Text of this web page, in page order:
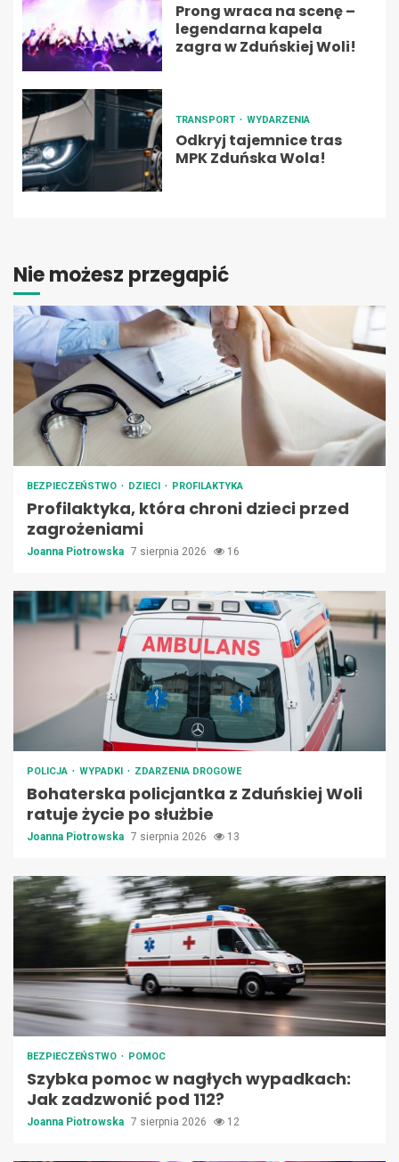
Prong wraca na scenę –
legendarna kapela
zagra w Zduńskiej Woli!
TRANSPORT WYDARZENIA
Odkryj tajemnice tras
MPK Zduńska Wola!
Nie możesz przegapić
BEZPIECZEŃSTWO DZIECI PROFILAKTYKA
Profilaktyka, która chroni dzieci przed
zagrożeniami
Joanna Piotrowska 7 sierpnia 2026 16
POLICJA WYPADKI ZDARZENIA DROGOWE
Bohaterska policjantka z Zduńskiej Woli
ratuje życie po służbie
Joanna Piotrowska 7 sierpnia 2026 13
BEZPIECZEŃSTWO POMOC
Szybka pomoc w nagłych wypadkach:
Jak zadzwonić pod 112?
Joanna Piotrowska 7 sierpnia 2026 12